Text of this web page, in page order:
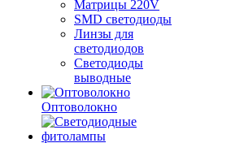
Матрицы 220V
SMD светодиоды
Линзы для
светодиодов
Светодиоды
выводные
Оптоволокно